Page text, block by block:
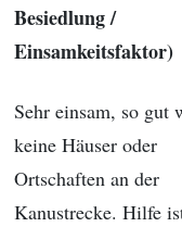
Besiedlung /
Einsamkeitsfaktor)
Sehr einsam, so gut
keine Häuser oder
Ortschaften an der
Kanustrecke. Hilfe